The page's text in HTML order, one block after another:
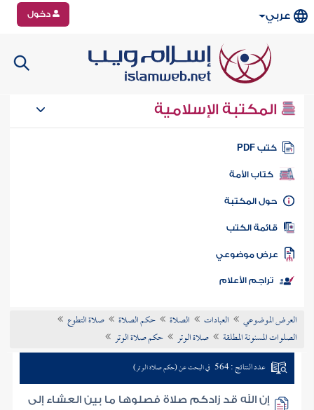
عربي دخول
المكتبة الإسلامية
كتب PDF
كتاب الأمة
المكتبة
الكتب
موضوعي
تراجم الأعلام
العرض الموضوعي العبادات الصلاة حكم الصلاة
صلاة التطوع
الصلوات المسنونة المطلقة
صلاة الوتر حكم صلاة الوتر
عدد النتائج : 564 في البحث عن (حكم صلاة الوتر)
إن الله قد زادكم صلاة فصلوها ما بين العشاء إلى